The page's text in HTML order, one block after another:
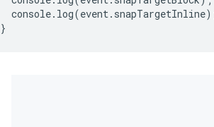
console. log(event . snapTargetInline
}